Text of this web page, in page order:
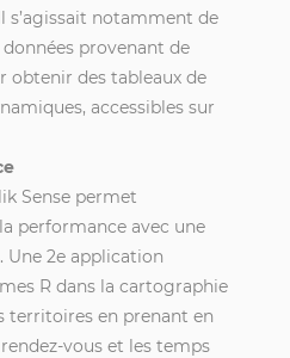
s’agissait notamment de
provenant de
obtenir des tableaux de
accessibles sur
Sense permet
performance avec une
Une 2e application
R dans la cartographie
territoires en prenant en
vous et les temps